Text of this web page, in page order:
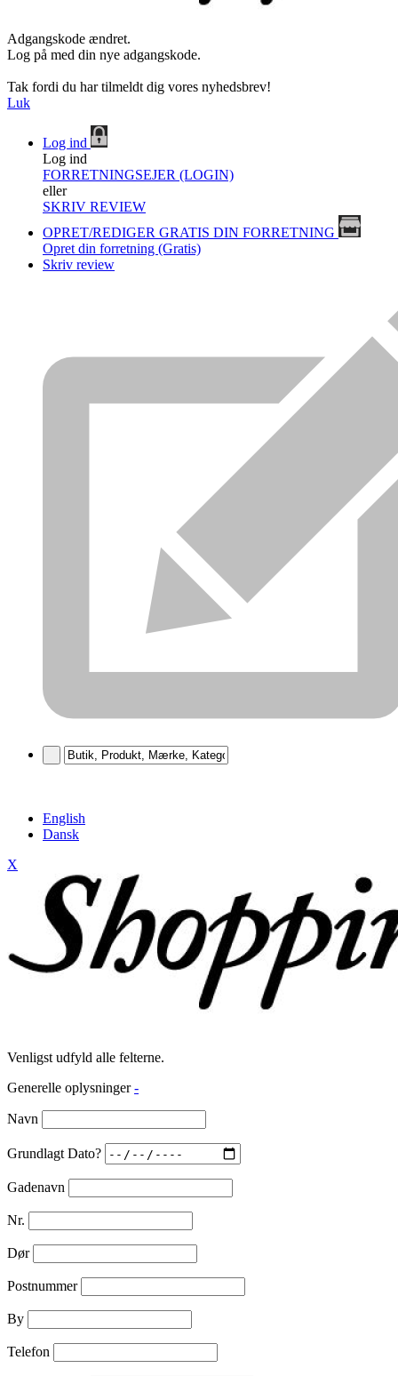
Adgangskode ændret.
Log på med din nye adgangskode.
Tak fordi du har tilmeldt dig vores nyhedsbrev!
Luk
Log ind
Log ind
FORRETNINGSEJER (LOGIN)
eller
SKRIV REVIEW
OPRET/REDIGER GRATIS DIN FORRETNING
Opret din forretning (Gratis)
Skriv review
English
Dansk
X
Venligst udfyld alle felterne.
Generelle oplysninger -
Navn
Grundlagt Dato?
Gadenavn
Nr.
Dør
Postnummer
By
Telefon